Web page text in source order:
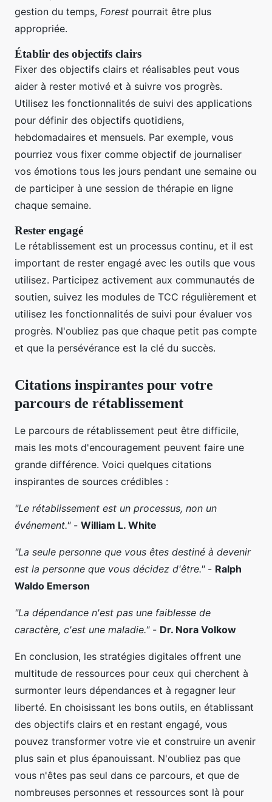
gestion du temps, Forest pourrait être plus
appropriée.
Établir des objectifs clairs
Fixer des objectifs clairs et réalisables peut vous
aider à rester motivé et à suivre vos progrès.
Utilisez les fonctionnalités de suivi des applications
pour définir des objectifs quotidiens,
hebdomadaires et mensuels. Par exemple, vous
pourriez vous fixer comme objectif de journaliser
vos émotions tous les jours pendant une semaine ou
de participer à une session de thérapie en ligne
chaque semaine.
Rester engagé
Le rétablissement est un processus continu, et il est
important de rester engagé avec les outils que vous
utilisez. Participez activement aux communautés de
soutien, suivez les modules de TCC régulièrement et
utilisez les fonctionnalités de suivi pour évaluer vos
progrès. N'oubliez pas que chaque petit pas compte
et que la persévérance est la clé du succès.
Citations inspirantes pour votre
parcours de rétablissement
Le parcours de rétablissement peut être difficile,
mais les mots d'encouragement peuvent faire une
grande différence. Voici quelques citations
inspirantes de sources crédibles :
"Le rétablissement est un processus, non un
événement."- William L. White
"La seule personne que vous êtes destiné à devenir
est la personne que vous décidez d'être."- Ralph
Waldo Emerson
"La dépendance n'est pas une faiblesse de
caractère, c'est une maladie."- Dr. Nora Volkow
En conclusion, les stratégies digitales offrent une
multitude de ressources pour ceux qui cherchent à
surmonter leurs dépendances et à regagner leur
liberté. En choisissant les bons outils, en établissant
des objectifs clairs et en restant engagé, vous
pouvez transformer votre vie et construire un avenir
plus sain et plus épanouissant. N'oubliez pas que
vous n'êtes pas seul dans ce parcours, et que de
nombreuses personnes et ressources sont là pour